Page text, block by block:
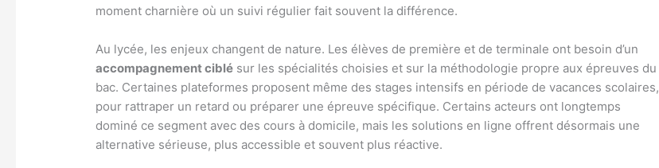
moment charnière où un suivi régulier fait souvent la différence.
Au lycée, les enjeux changent de nature. Les élèves de première et de terminale ont besoin d’un
accompagnement ciblé sur les spécialités choisies et sur la méthodologie propre aux épreuves du
bac. Certaines plateformes proposent même des stages intensifs en période de vacances scolaires,
pour rattraper un retard ou préparer une épreuve spécifique. Certains acteurs ont longtemps
dominé ce segment avec des cours à domicile, mais les solutions en ligne offrent désormais une
alternative sérieuse, plus accessible et souvent plus réactive.